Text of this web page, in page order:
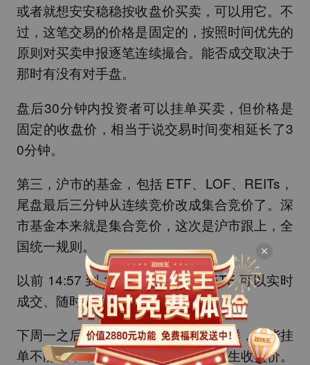
或者就想安安稳稳按收盘价买卖，可以用它。不
过，这笔交易的价格是固定的，按照时间优先的
原则对买卖申报逐笔连续撮合。能否成交取决于
那时有没有对手盘。
盘后30分钟内投资者可以挂单买卖，但价格是
固定的收盘价，相当于说交易时间变相延长了3
0分钟。
第三，沪市的基金，包括 ETF、LOF、REITs，
尾盘最后三分钟从连续竞价改成集合竞价了。深
市基金本来就是集合竞价，这次是沪市跟上，全
国统一规则。
以前 14:57 到 15:00，你买沪市 ETF 可以实时
成交、随时撤单。
下周一之后，这三分钟跟股票尾盘一样，只能挂
单不能撤单，最后统一撮合成交，产生收盘价。